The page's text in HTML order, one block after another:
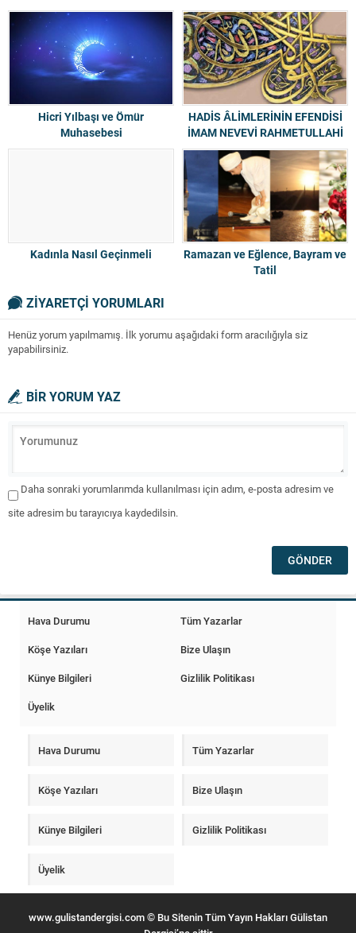
Hicri Yılbaşı ve Ömür
Muhasebesi
HADİS ÂLİMLERİNİN EFENDİSİ
İMAM NEVEVİ RAHMETULLAHİ
ALEYH HAZRETLERİ
Kadınla Nasıl Geçinmeli
Ramazan ve Eğlence, Bayram ve
Tatil
ZİYARETÇİ YORUMLARI
Henüz yorum yapılmamış. İlk yorumu aşağıdaki form aracılığıyla siz
yapabilirsiniz.
BİR YORUM YAZ
Daha sonraki yorumlarımda kullanılması için adım, e-posta adresim ve
site adresim bu tarayıcıya kaydedilsin.
Hava Durumu
Tüm Yazarlar
Köşe Yazıları
Bize Ulaşın
Künye Bilgileri
Gizlilik Politikası
Üyelik
Hava Durumu Tüm Yazarlar
Köşe Yazıları Bize Ulaşın
Künye Bilgileri Gizlilik Politikası
Üyelik
www.gulistandergisi.com © Bu Sitenin Tüm Yayın Hakları Gülistan